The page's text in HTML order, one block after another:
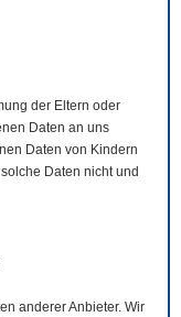
der Eltern oder
Daten an uns
Daten von Kindern
Daten nicht und
anderer Anbieter. Wir